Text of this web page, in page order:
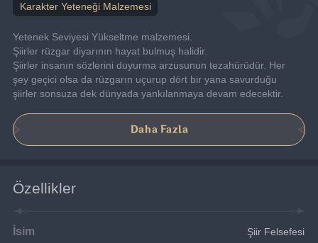
Karakter Yeteneği Malzemesi
Yetenek Seviyesi Yükseltme malzemesi.
Şiirler rüzgar diyarının hayat bulmuş halidir.
Şiirler insanın sözlerini duyurma arzusunun tezahürüdür. Her
şey geçici olsa da rüzgarın uçurup dört bir yana savurduğu
şiirler sonsuza dek dünyada yankılanmaya devam edecektir.
Daha Fazla
Özellikler
İsim Şiir Felsefesi